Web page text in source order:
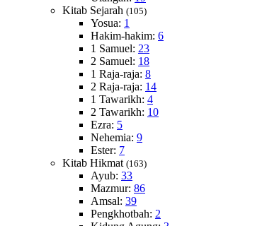
Kitab Sejarah (105)
Yosua: 1
Hakim-hakim: 6
1 Samuel: 23
2 Samuel: 18
1 Raja-raja: 8
2 Raja-raja: 14
1 Tawarikh: 4
2 Tawarikh: 10
Ezra: 5
Nehemia: 9
Ester: 7
Kitab Hikmat (163)
Ayub: 33
Mazmur: 86
Amsal: 39
Pengkhotbah: 2